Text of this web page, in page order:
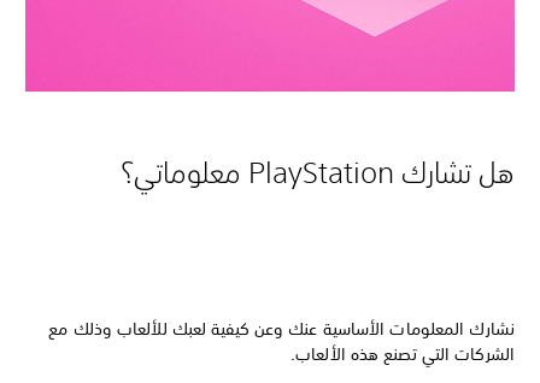
هل تشارك PlayStation معلوماتي؟
نشارك المعلومات الأساسية عنك وعن كيفية لعبك للألعاب وذلك مع
الشركات التي تصنع هذه الألعاب.